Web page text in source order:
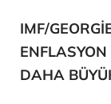
IMF/
DAHA